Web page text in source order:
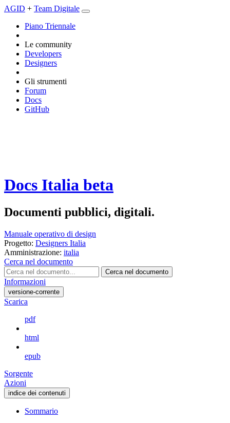
AGID + Team Digitale
Piano Triennale
Le community
Developers
Designers
Gli strumenti
Forum
Docs
GitHub
Docs Italia beta
Documenti pubblici, digitali.
Manuale operativo di design
Progetto: Designers Italia
Amministrazione: italia
Cerca nel documento
Cerca nel documento
Informazioni
versione-corrente
Scarica
pdf
html
epub
Sorgente
Azioni
indice dei contenuti
Sommario